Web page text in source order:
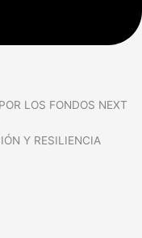
LOS FONDOS NEXT
Y RESILIENCIA